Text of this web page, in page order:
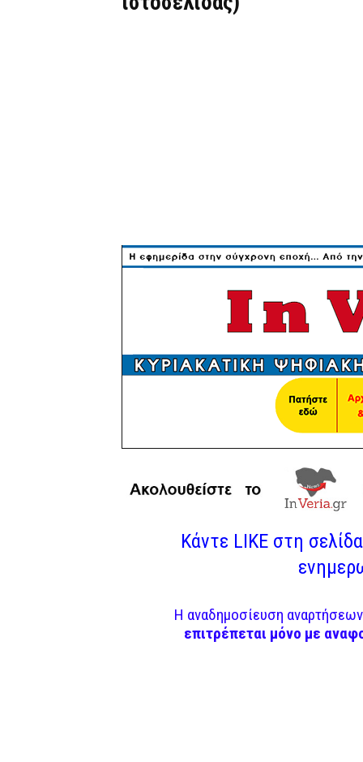
Κάντε LIKE στη
Η αναδημοσίευση
επιτρέπεται μόνο με